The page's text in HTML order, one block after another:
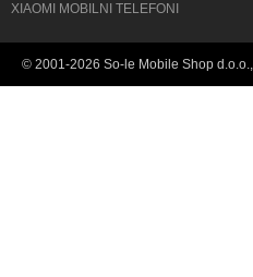
XIAOMI MOBILNI TELEFONI
© 2001-2026 So-le Mobile Shop